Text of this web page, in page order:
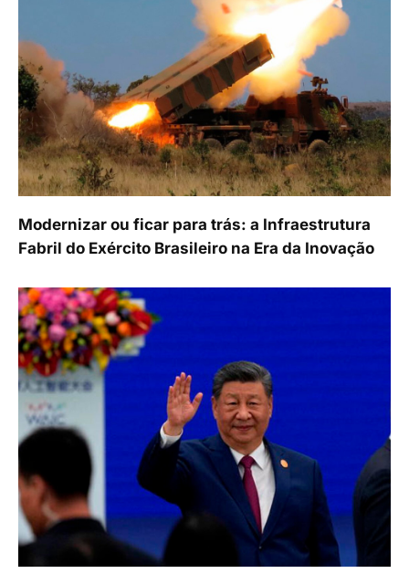
Modernizar ou ficar para trás: a Infraestrutura
Fabril do Exército Brasileiro na Era da Inovação